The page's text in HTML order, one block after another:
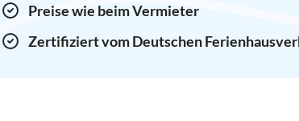
Preise wie beim Vermieter
Zertifiziert vom Deutschen